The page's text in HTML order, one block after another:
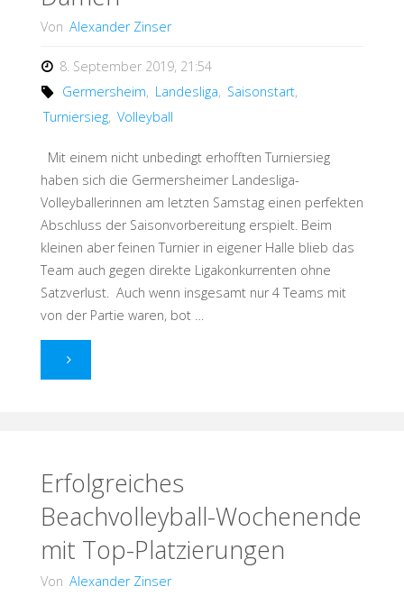
Von Alexander Zinser
8. September 2019, 21:54
Germersheim, Landesliga, Saisonstart,
Turniersieg, Volleyball
Mit einem nicht unbedingt erhofften Turniersieg
haben sich die Germersheimer Landesliga-
Volleyballerinnen am letzten Samstag einen perfekten
Abschluss der Saisonvorbereitung erspielt. Beim
kleinen aber feinen Turnier in eigener Halle blieb das
Team auch gegen direkte Ligakonkurrenten ohne
Satzverlust. Auch wenn insgesamt nur 4 Teams mit
von der Partie waren, bot …
"Turniersieg
Damen"
Erfolgreiches
Beachvolleyball-Wochenende
mit Top-Platzierungen
Von Alexander Zinser